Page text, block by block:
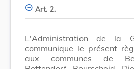
Art. 2.
L'Administration de la
communique le présent
aux communes de